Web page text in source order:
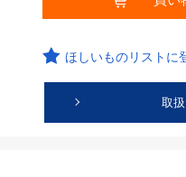
ほしいものリストに
取